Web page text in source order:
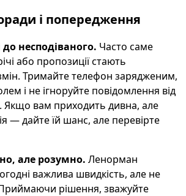
і попередження
до несподіваного. Часто саме
або пропозиції стають
Тримайте телефон зарядженим,
і не ігноруйте повідомлення від
Якщо вам приходить дивна, але
— дайте їй шанс, але перевірте
але розумно. Ленорман
важлива швидкість, але не
Приймаючи рішення, зважуйте